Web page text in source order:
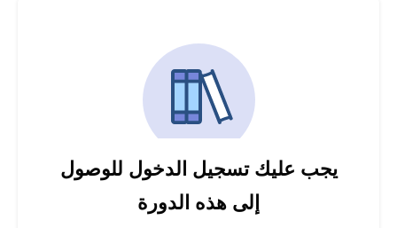
يجب عليك تسجيل الدخول للوصول
إلى هذه الدورة